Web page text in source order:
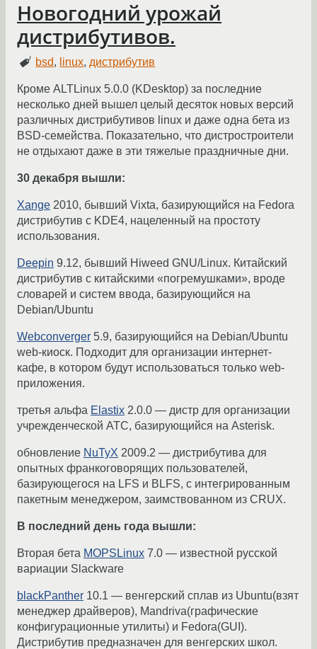
Новогодний урожай
дистрибутивов.
bsd, linux, дистрибутив
Кроме ALTLinux 5.0.0 (KDesktop) за последние
несколько дней вышел целый десяток новых версий
различных дистрибутивов linux и даже одна бета из
BSD-семейства. Показательно, что дистростроители
не отдыхают даже в эти тяжелые праздничные дни.
30 декабря вышли:
Xange 2010, бывший Vixta, базирующийся на Fedora
дистрибутив с KDE4, нацеленный на простоту
использования.
Deepin 9.12, бывший Hiweed GNU/Linux. Китайский
дистрибутив с китайскими «погремушками», вроде
словарей и систем ввода, базирующийся на
Debian/Ubuntu
Webconverger 5.9, базирующийся на Debian/Ubuntu
web-киоск. Подходит для организации интернет-
кафе, в котором будут использоваться только web-
приложения.
третья альфа Elastix 2.0.0 — дистр для организации
учрежденческой АТС, базирующийся на Asterisk.
обновление NuTyX 2009.2 — дистрибутива для
опытных франкоговорящих пользователей,
базирующегося на LFS и BLFS, с интегрированным
пакетным менеджером, заимствованном из CRUX.
В последний день года вышли:
Вторая бета MOPSLinux 7.0 — известной русской
вариации Slackware
blackPanther 10.1 — венгерский сплав из Ubuntu(взят
менеджер драйверов), Mandriva(графические
конфигурационные утилиты) и Fedora(GUI).
Дистрибутив предназначен для венгерских школ.